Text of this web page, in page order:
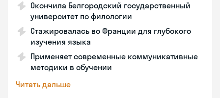
Окончила Белгородский государственный
университет по филологии
Стажировалась во Франции для глубокого
изучения языка
Применяет современные коммуникативные
методики в обучении
Читать дальше